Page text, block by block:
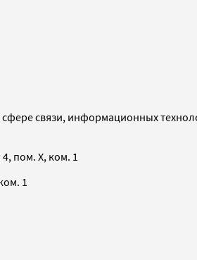
связи, информационных
пом. X, ком. 1
1